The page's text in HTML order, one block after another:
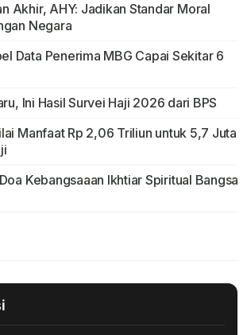
Akhir, AHY: Jadikan Standar Moral
Negara
Data Penerima MBG Capai Sekitar 6
Ini Hasil Survei Haji 2026 dari BPS
Manfaat Rp 2,06 Triliun untuk 5,7 Juta
Kebangsaaan Ikhtiar Spiritual Bangsa